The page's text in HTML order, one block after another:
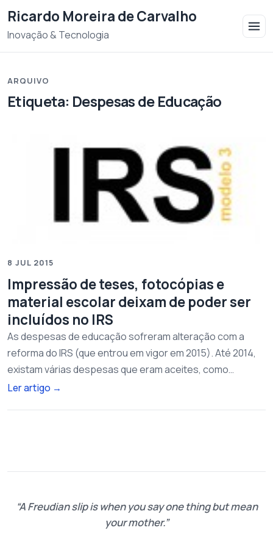
Ricardo Moreira de Carvalho
Inovação & Tecnologia
ARQUIVO
Etiqueta: Despesas de Educação
8 JUL 2015
Impressão de teses, fotocópias e
material escolar deixam de poder ser
incluídos no IRS
As despesas de educação sofreram alteração com a
reforma do IRS (que entrou em vigor em 2015). Até 2014,
existam várias despesas que eram aceites, como…
Ler artigo →
A Freudian slip is when you say one thing but mean
your mother.